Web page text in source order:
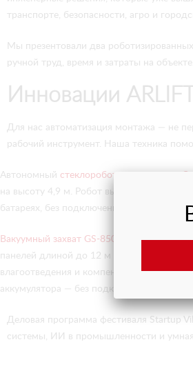
транспорте, безопасности, агро и
Мы презентовали два
ручной труд, время и затраты на объекте.
Инновации ARLIFT
Для нас автоматизация монтажа — не
рабочий инструмент. Наша техника
Автономный стеклоробот-манипулятор
на высоту 4,9 м. Робот выполняет их
батареях, без подключения к
Вакуумный захват GS-850
— решение
панелей длиной до 12 м и весом до 850
влагоотведения и компенсации потери
аккумулятора — без подключения к сети
Деловая программа фестиваля Startup
системы, ИИ в промышленности и умная